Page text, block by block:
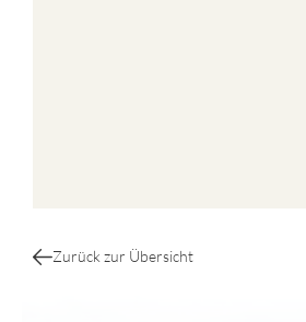
Zurück zur Übersicht